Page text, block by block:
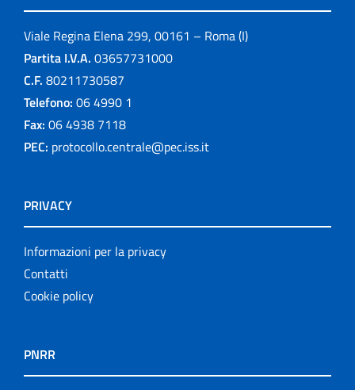
Viale Regina Elena 299, 00161 – Roma (I)
Partita I.V.A. 03657731000
C.F. 80211730587
Telefono: 06 4990 1
Fax: 06 4938 7118
PEC: protocollo.centrale@pec.iss.it
PRIVACY
Informazioni per la privacy
Contatti
Cookie policy
PNRR